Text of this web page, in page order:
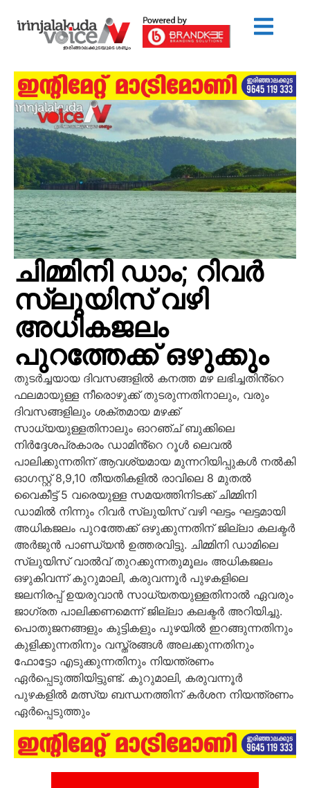
ചിമ്മിനി ഡാം; റിവർ
സ്ലുയിസ് വഴി
അധികജലം
പുറത്തേക്ക് ഒഴുക്കും
തുടർച്ചയായ ദിവസങ്ങളിൽ കനത്ത മഴ ലഭിച്ചതിൻ്റെ
ഫലമായുള്ള നീരൊഴുക്ക് തുടരുന്നതിനാലും, വരും
ദിവസങ്ങളിലും ശക്തമായ മഴക്ക്
സാധ്യയുള്ളതിനാലും ഓറഞ്ച് ബുക്കിലെ
നിർദ്ദേശപ്രകാരം ഡാമിൻ്റെ റൂൾ ലെവൽ
പാലിക്കുന്നതിന് ആവശ്യമായ മുന്നറിയിപ്പുകൾ നൽകി
ഓഗസ്റ്റ് 8,9,10 തീയതികളിൽ രാവിലെ 8 മുതൽ
വൈകീട്ട് 5 വരെയുള്ള സമയത്തിനിടക്ക് ചിമ്മിനി
ഡാമിൽ നിന്നും റിവർ സ്ലുയിസ് വഴി ഘട്ടം ഘട്ടമായി
അധികജലം പുറത്തേക്ക് ഒഴുക്കുന്നതിന് ജില്ലാ കലക്ടർ
അർജുൻ പാണ്ഡ്യൻ ഉത്തരവിട്ടു. ചിമ്മിനി ഡാമിലെ
സ്ലുയിസ് വാൽവ് തുറക്കുന്നതുമൂലം അധികജലം
ഒഴുകിവന്ന് കുറുമാലി, കരുവന്നൂർ പുഴകളിലെ
ജലനിരപ്പ് ഉയരുവാൻ സാധ്യതയുള്ളതിനാൽ ഏവരും
ജാഗ്രത പാലിക്കണമെന്ന് ജില്ലാ കലക്ടർ അറിയിച്ചു.
പൊതുജനങ്ങളും കുട്ടികളും പുഴയിൽ ഇറങ്ങുന്നതിനും
കുളിക്കുന്നതിനും വസ്ത്രങ്ങൾ അലക്കുന്നതിനും
ഫോട്ടോ എടുക്കുന്നതിനും നിയന്ത്രണം
ഏർപ്പെടുത്തിയിട്ടുണ്ട്. കുറുമാലി, കരുവന്നൂർ
പുഴകളിൽ മത്സ്യ ബന്ധനത്തിന് കർശന നിയന്ത്രണം
ഏർപ്പെടുത്തും